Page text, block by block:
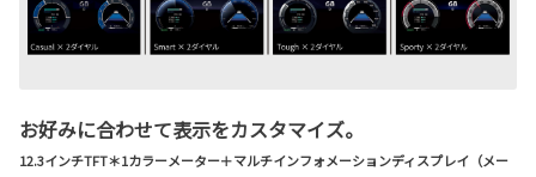
お好みに合わせて表示をカスタマイズ。
12.3インチTFT＊1カラーメーター＋マルチインフォメーションディスプレイ（メー